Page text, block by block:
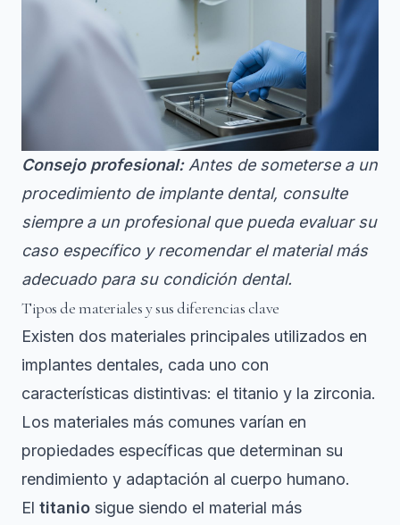
Consejo profesional: Antes de someterse a un
procedimiento de implante dental, consulte
siempre a un profesional que pueda evaluar su
caso específico y recomendar el material más
adecuado para su condición dental.
Tipos de materiales y sus diferencias clave
Existen dos materiales principales utilizados en
implantes dentales, cada uno con
características distintivas: el titanio y la zirconia.
Los materiales más comunes varían en
propiedades específicas que determinan su
rendimiento y adaptación al cuerpo humano.
El titanio sigue siendo el material más